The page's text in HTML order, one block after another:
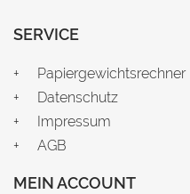
SERVICE
Papiergewichtsrechner
Datenschutz
Impressum
AGB
MEIN ACCOUNT